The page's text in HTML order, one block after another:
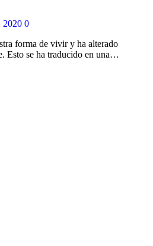
2020 0
forma de vivir y ha alterado
Esto se ha traducido en una…